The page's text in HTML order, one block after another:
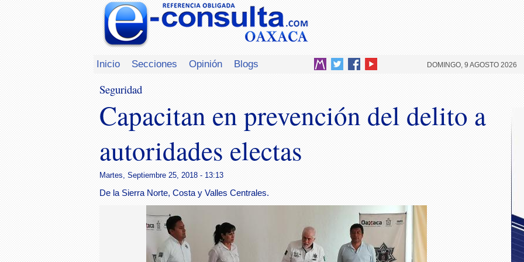
Inicio Secciones Opinión Blogs DOMINGO, 9 AGOSTO 2026
Seguridad
Capacitan en prevención del delito a
autoridades electas
Martes, Septiembre 25, 2018 - 13:13
De la Sierra Norte, Costa y Valles Centrales.